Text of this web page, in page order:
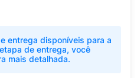
entrega disponíveis para a
de entrega, você
mais detalhada.